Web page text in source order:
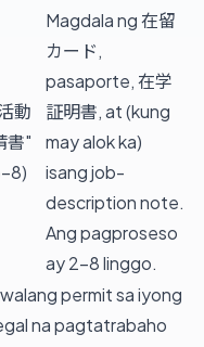
動
書"
8)
Magdala ng 在留
カード,
pasaporte, 在学
証明書, at (kung
may alok ka)
isang job-
description note.
Ang pagproseso
ay 2–8 linggo.
permit sa iyong
na pagtatrabaho